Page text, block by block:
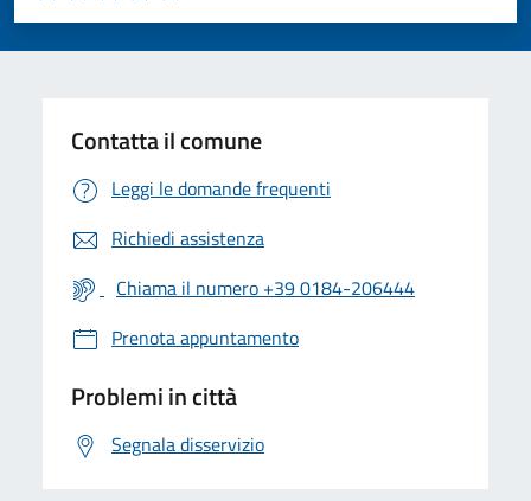
Valuta 5 stelle su 5
Valuta 4 stelle su 5
Valuta 3 stelle su 5
Valuta 2 stelle su 5
Valuta 1 stelle su 5
Contatta il comune
Leggi le domande frequenti
Richiedi assistenza
Chiama il numero +39 0184-206444
Prenota appuntamento
Problemi in città
Segnala disservizio